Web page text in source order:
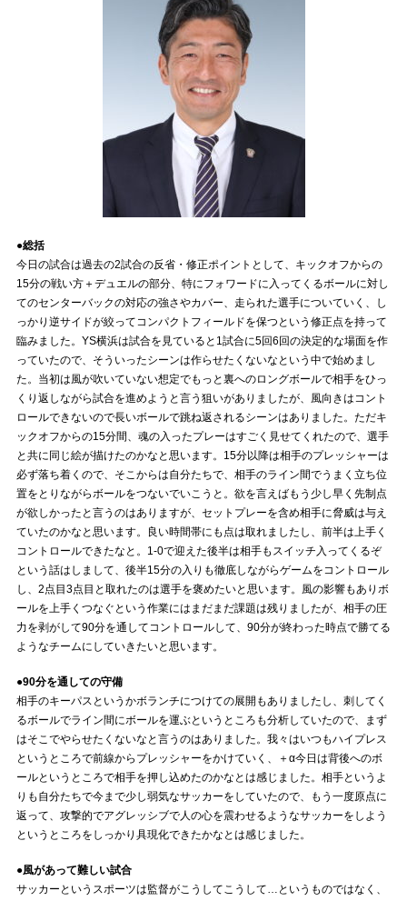
●総括
今日の試合は過去の2試合の反省・修正ポイントとして、キックオフからの
15分の戦い方＋デュエルの部分、特にフォワードに入ってくるボールに対し
てのセンターバックの対応の強さやカバー、走られた選手についていく、し
っかり逆サイドが絞ってコンパクトフィールドを保つという修正点を持って
臨みました。YS横浜は試合を見ていると1試合に5回6回の決定的な場面を作
っていたので、そういったシーンは作らせたくないなという中で始めまし
た。当初は風が吹いていない想定でもっと裏へのロングボールで相手をひっ
くり返しながら試合を進めようと言う狙いがありましたが、風向きはコント
ロールできないので長いボールで跳ね返されるシーンはありました。ただキ
ックオフからの15分間、魂の入ったプレーはすごく見せてくれたので、選手
と共に同じ絵が描けたのかなと思います。15分以降は相手のプレッシャーは
必ず落ち着くので、そこからは自分たちで、相手のライン間でうまく立ち位
置をとりながらボールをつないでいこうと。欲を言えばもう少し早く先制点
が欲しかったと言うのはありますが、セットプレーを含め相手に脅威は与え
ていたのかなと思います。良い時間帯にも点は取れましたし、前半は上手く
コントロールできたなと。1-0で迎えた後半は相手もスイッチ入ってくるぞ
という話はしまして、後半15分の入りも徹底しながらゲームをコントロール
し、2点目3点目と取れたのは選手を褒めたいと思います。風の影響もありボ
ールを上手くつなぐという作業にはまだまだ課題は残りましたが、相手の圧
力を剥がして90分を通してコントロールして、90分が終わった時点で勝てる
ようなチームにしていきたいと思います。
●90分を通しての守備
相手のキーパスというかボランチにつけての展開もありましたし、刺してく
るボールでライン間にボールを運ぶというところも分析していたので、まず
はそこでやらせたくないなと言うのはありました。我々はいつもハイプレス
というところで前線からプレッシャーをかけていく、＋α今日は背後へのボ
ールというところで相手を押し込めたのかなとは感じました。相手というよ
りも自分たちで今まで少し弱気なサッカーをしていたので、もう一度原点に
返って、攻撃的でアグレッシブで人の心を震わせるようなサッカーをしよう
というところをしっかり具現化できたかなとは感じました。
●風があって難しい試合
サッカーというスポーツは監督がこうしてこうして…というものではなく、